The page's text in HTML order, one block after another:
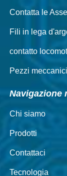
Contatta le
Fili in lega
contatto
Pezzi
Navigazione
Chi siamo
Prodotti
Contattaci
Tecnologia